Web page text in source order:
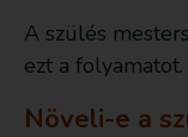
A szülés
ezt a folyamatot.
Növeli-e a